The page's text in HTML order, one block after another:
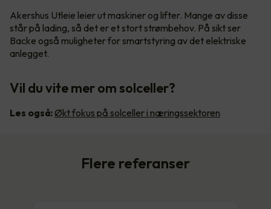
Akershus Utleie leier ut maskiner og lifter. Mange av disse
står på lading, så det er et stort strømbehov. På sikt ser
Backe også muligheter for smartstyring av det elektriske
anlegget.
Vil du vite mer om solceller?
Les også: Økt fokus på solceller i næringssektoren
Flere referanser